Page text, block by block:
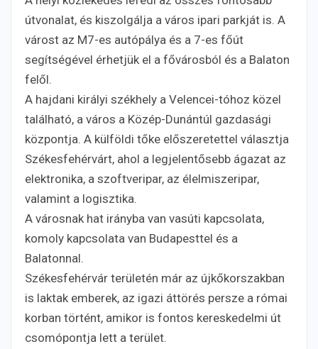
útvonalat, és kiszolgálja a város ipari parkját is. A
várost az M7-es autópálya és a 7-es főút
segítségével érhetjük el a fővárosból és a Balaton
felől.
A hajdani királyi székhely a Velencei-tóhoz közel
található, a város a Közép-Dunántúl gazdasági
központja. A külföldi tőke előszeretettel választja
Székesfehérvárt, ahol a legjelentősebb ágazat az
elektronika, a szoftveripar, az élelmiszeripar,
valamint a logisztika.
A városnak hat irányba van vasúti kapcsolata,
komoly kapcsolata van Budapesttel és a
Balatonnal.
Székesfehérvár területén már az újkőkorszakban
is laktak emberek, az igazi áttörés persze a római
korban történt, amikor is fontos kereskedelmi út
csomópontja lett a terület.